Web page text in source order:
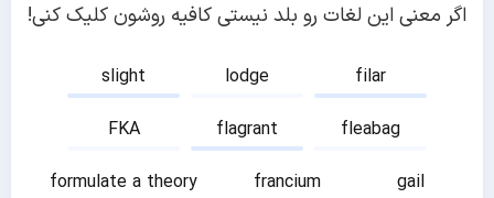
اگر معنی این لغات رو بلد نیستی کافیه روشون کلیک کنی!
slight lodge
filar
FKA
flagrant
fleabag
formulate a theory
francium
gail